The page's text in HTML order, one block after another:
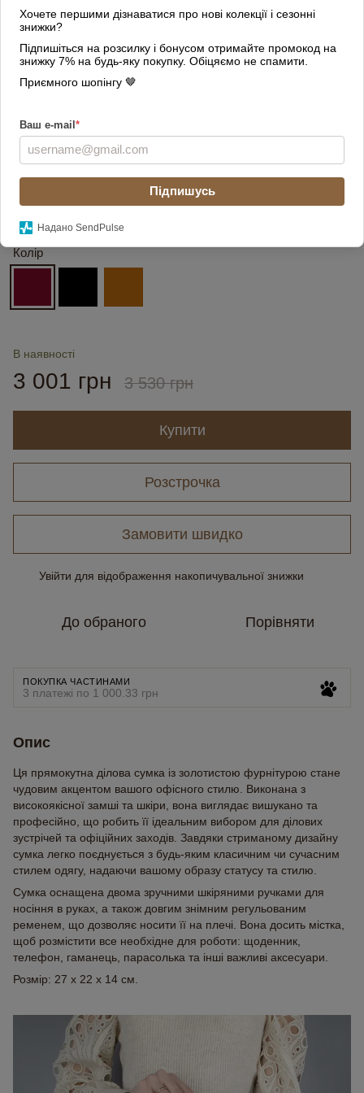
Хочете першими дізнаватися про нові колекції і сезонні
знижки?
Підпишіться на розсилку і бонусом отримайте промокод на
знижку 7% на будь-яку покупку. Обіцяємо не спамити.
Приємного шопінгу 🤎
Ваш e-mail *
Підпишусь
Надано SendPulse
Колір
В наявності
3 001 грн 3 530 грн
Купити
Розстрочка
Замовити швидко
Увійти для відображення накопичувальної знижки
До обраного Порівняти
ПОКУПКА ЧАСТИНАМИ
3 платежі по 1 000.33 грн
Опис
Ця прямокутна ділова сумка із золотистою фурнітурою стане
чудовим акцентом вашого офісного стилю. Виконана з
високоякісної замші та шкіри, вона виглядає вишукано та
професійно, що робить її ідеальним вибором для ділових
зустрічей та офіційних заходів. Завдяки стриманому дизайну
сумка легко поєднується з будь-яким класичним чи сучасним
стилем одягу, надаючи вашому образу статусу та стилю.
Сумка оснащена двома зручними шкіряними ручками для
носіння в руках, а також довгим знімним регульованим
ременем, що дозволяє носити її на плечі. Вона досить містка,
щоб розмістити все необхідне для роботи: щоденник,
телефон, гаманець, парасолька та інші важливі аксесуари.
Розмір: 27 x 22 x 14 см.